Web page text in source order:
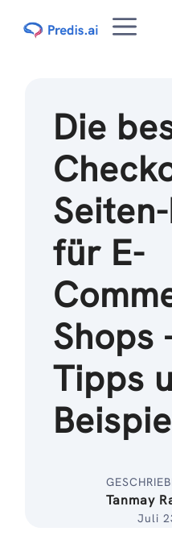
Inhalt
Die
für E-
Shops
Tipps
Tanmay
Juli